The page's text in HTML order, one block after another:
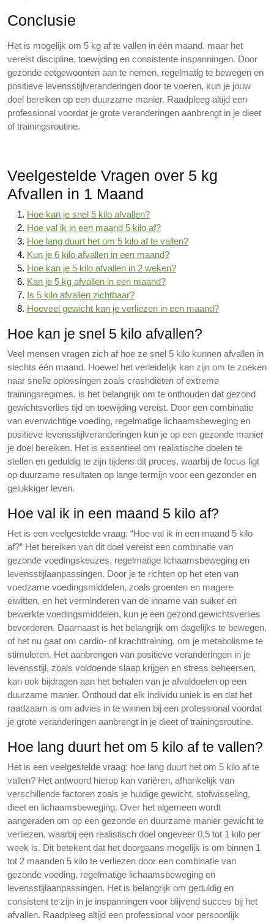
Conclusie
Het is mogelijk om 5 kg af te vallen in één maand, maar het
vereist discipline, toewijding en consistente inspanningen. Door
gezonde eetgewoonten aan te nemen, regelmatig te bewegen en
positieve levensstijlveranderingen door te voeren, kun je jouw
doel bereiken op een duurzame manier. Raadpleeg altijd een
professional voordat je grote veranderingen aanbrengt in je dieet
of trainingsroutine.
Veelgestelde Vragen over 5 kg
Afvallen in 1 Maand
Hoe kan je snel 5 kilo afvallen?
Hoe val ik in een maand 5 kilo af?
Hoe lang duurt het om 5 kilo af te vallen?
Kun je 6 kilo afvallen in een maand?
Hoe kan je 5 kilo afvallen in 2 weken?
Kan je 5 kg afvallen in een maand?
Is 5 kilo afvallen zichtbaar?
Hoeveel gewicht kan je verliezen in een maand?
Hoe kan je snel 5 kilo afvallen?
Veel mensen vragen zich af hoe ze snel 5 kilo kunnen afvallen in
slechts één maand. Hoewel het verleidelijk kan zijn om te zoeken
naar snelle oplossingen zoals crashdiëten of extreme
trainingsregimes, is het belangrijk om te onthouden dat gezond
gewichtsverlies tijd en toewijding vereist. Door een combinatie
van evenwichtige voeding, regelmatige lichaamsbeweging en
positieve levensstijlveranderingen kun je op een gezonde manier
je doel bereiken. Het is essentieel om realistische doelen te
stellen en geduldig te zijn tijdens dit proces, waarbij de focus ligt
op duurzame resultaten op lange termijn voor een gezonder en
gelukkiger leven.
Hoe val ik in een maand 5 kilo af?
Het is een veelgestelde vraag: “Hoe val ik in een maand 5 kilo
af?” Het bereiken van dit doel vereist een combinatie van
gezonde voedingskeuzes, regelmatige lichaamsbeweging en
levensstijlaanpassingen. Door je te richten op het eten van
voedzame voedingsmiddelen, zoals groenten en magere
eiwitten, en het verminderen van de inname van suiker en
bewerkte voedingsmiddelen, kun je een gezond gewichtsverlies
bevorderen. Daarnaast is het belangrijk om dagelijks te bewegen,
of het nu gaat om cardio- of krachttraining, om je metabolisme te
stimuleren. Het aanbrengen van positieve veranderingen in je
levensstijl, zoals voldoende slaap krijgen en stress beheersen,
kan ook bijdragen aan het behalen van je afvaldoelen op een
duurzame manier. Onthoud dat elk individu uniek is en dat het
raadzaam is om advies in te winnen bij een professional voordat
je grote veranderingen aanbrengt in je dieet of trainingsroutine.
Hoe lang duurt het om 5 kilo af te vallen?
Het is een veelgestelde vraag: hoe lang duurt het om 5 kilo af te
vallen? Het antwoord hierop kan variëren, afhankelijk van
verschillende factoren zoals je huidige gewicht, stofwisseling,
dieet en lichaamsbeweging. Over het algemeen wordt
aangeraden om op een gezonde en duurzame manier gewicht te
verliezen, waarbij een realistisch doel ongeveer 0,5 tot 1 kilo per
week is. Dit betekent dat het doorgaans mogelijk is om binnen 1
tot 2 maanden 5 kilo te verliezen door een combinatie van
gezonde voeding, regelmatige lichaamsbeweging en
levensstijlaanpassingen. Het is belangrijk om geduldig en
consistent te zijn in je inspanningen voor blijvend succes bij het
afvallen. Raadpleeg altijd een professional voor persoonlijk